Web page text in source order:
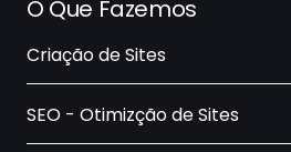
O Que Fazemos
Criação de Sites
SEO - Otimizção de Sites